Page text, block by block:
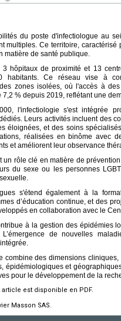
du poste d'infectiologue au
multiples. Ce territoire,
matière de santé publique.
3 hôpitaux de proximité et 13
habitants. Ce réseau vise à
zones isolées, où l'accès à
7,2 % depuis 2019, reflétant une
l'infectiologie s'est intégrée
Leurs activités incluent des
éloignées, et des soins
réalisées en binôme avec
et améliorent leur observance
un rôle clé en matière de
du sexe ou les personnes
s'étend également à la
d’éducation continue, et des
en collaboration avec le
à la gestion des épidémies
de nouvelles
combine des dimensions
épidémiologiques et
pour le développement de la
est disponible en PDF.
Masson SAS.